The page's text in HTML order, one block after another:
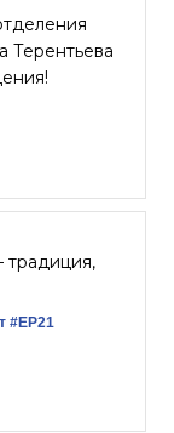
Терентьева
#ЕР21